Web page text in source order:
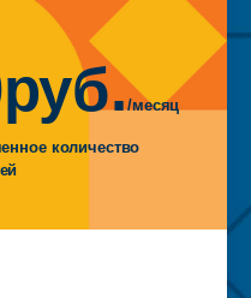
/месяц
количество